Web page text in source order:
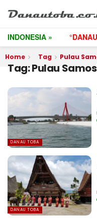
INDONESIA »
Home Tag Pulau
Tag:Pulau
DANAU TOBA
DANAU TOBA